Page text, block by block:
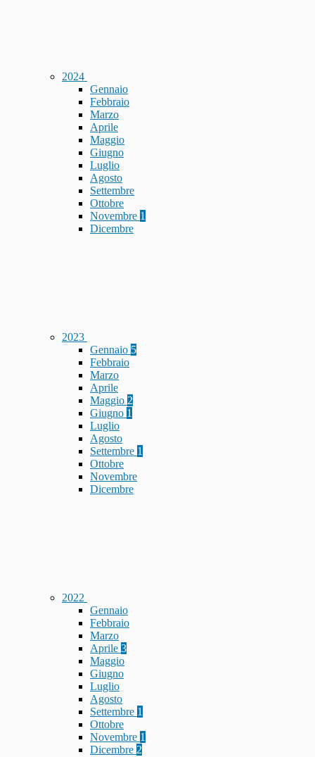
2024
Gennaio
Febbraio
Marzo
Aprile
Maggio
Giugno
Luglio
Agosto
Settembre
Ottobre
Novembre 1
Dicembre
2023
Gennaio 5
Febbraio
Marzo
Aprile
Maggio 2
Giugno 1
Luglio
Agosto
Settembre 1
Ottobre
Novembre
Dicembre
2022
Gennaio
Febbraio
Marzo
Aprile 3
Maggio
Giugno
Luglio
Agosto
Settembre 1
Ottobre
Novembre 1
Dicembre 2